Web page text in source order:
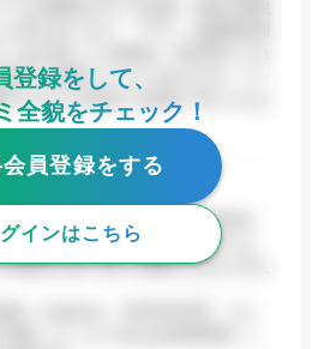
度の小規模スタジオであるため、アッ
の大きさが同居する環境と考えられま
社長や現場スタッフ全員が参加す
フに接してもらえるとの声がありま
雰囲気を感じ取れる機会があると言え
登録をして、
全貌をチェック！
員登録をする
インはこちら